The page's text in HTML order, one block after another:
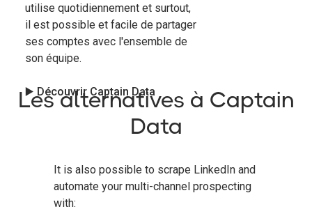
utilise quotidiennement et surtout,
il est possible et facile de partager
ses comptes avec l'ensemble de
son équipe.
▶️ Découvrir Captain Data
Les alternatives à Captain
Data
It is also possible to scrape LinkedIn and
automate your multi-channel prospecting
with: